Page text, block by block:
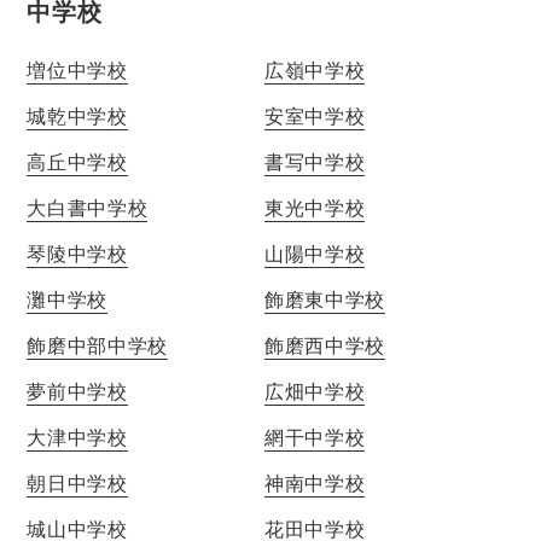
中学校
増位中学校
広嶺中学校
城乾中学校
安室中学校
高丘中学校
書写中学校
大白書中学校
東光中学校
琴陵中学校
山陽中学校
灘中学校
飾磨東中学校
飾磨中部中学校
飾磨西中学校
夢前中学校
広畑中学校
大津中学校
網干中学校
朝日中学校
神南中学校
城山中学校
花田中学校